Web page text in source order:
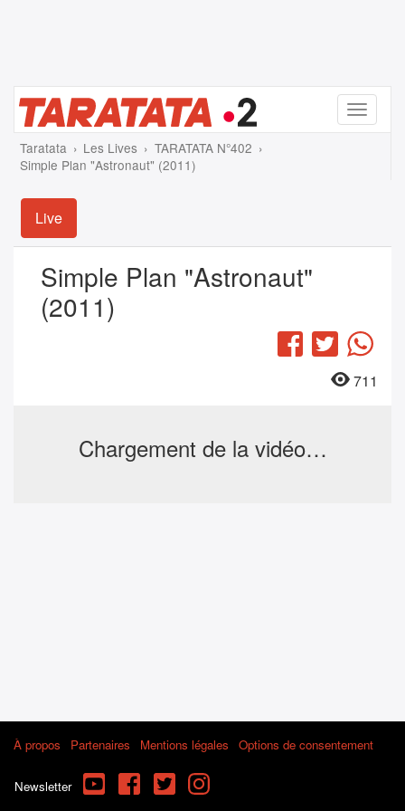
Menu
Taratata Les Lives
TARATATA N°402
Simple Plan "Astronaut" (2011)
Live
Simple Plan "Astronaut"
(2011)
Facebook
Twitter
711
Chargement de la vidéo…
À propos Partenaires Mentions légales Options de consentement
Newsletter YouTube FacebookTwitterInstagram